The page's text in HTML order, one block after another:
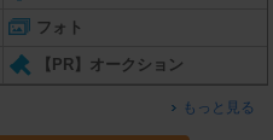
フォト
【PR】オークション
もっと見る